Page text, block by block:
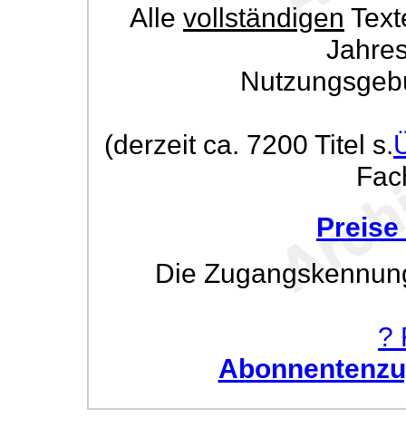
Alle vollständigen
(derzeit ca. 7200 Titel s.
Die
?